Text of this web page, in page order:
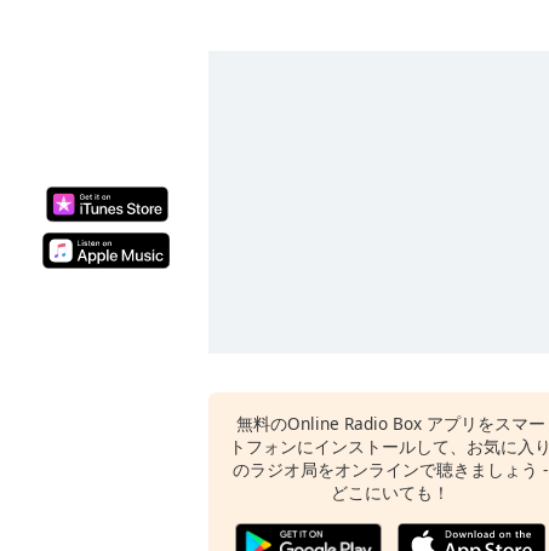
無料のOnline Radio Box アプリをスマー
トフォンにインストールして、お気に入り
のラジオ局をオンラインで聴きましょう -
どこにいても！